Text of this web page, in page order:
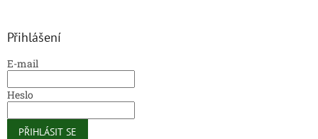
Přihlášení
E-mail
Heslo
PŘIHLÁSIT SE